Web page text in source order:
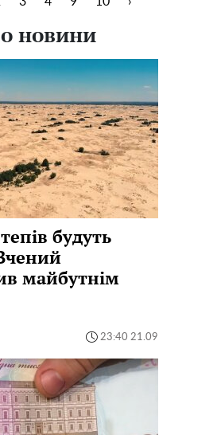
новини
будуть
майбутнім
23:40 21.09